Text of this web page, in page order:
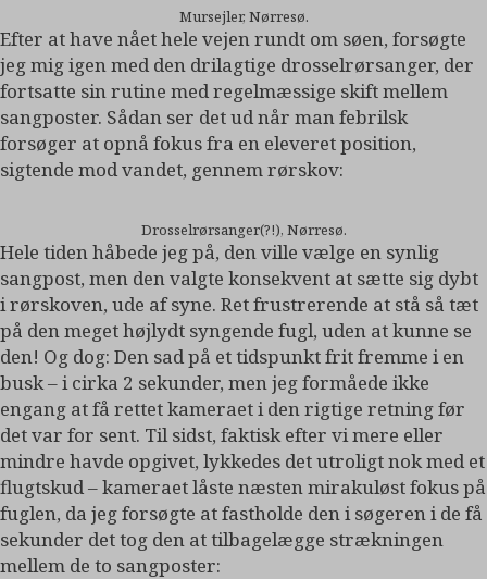
Mursejler, Nørresø.
Efter at have nået hele vejen rundt om søen, forsøgte
jeg mig igen med den drilagtige drosselrørsanger, der
fortsatte sin rutine med regelmæssige skift mellem
sangposter. Sådan ser det ud når man febrilsk
forsøger at opnå fokus fra en eleveret position,
sigtende mod vandet, gennem rørskov:
Drosselrørsanger(?!), Nørresø.
Hele tiden håbede jeg på, den ville vælge en synlig
sangpost, men den valgte konsekvent at sætte sig dybt
i rørskoven, ude af syne. Ret frustrerende at stå så tæt
på den meget højlydt syngende fugl, uden at kunne se
den! Og dog: Den sad på et tidspunkt frit fremme i en
busk – i cirka 2 sekunder, men jeg formåede ikke
engang at få rettet kameraet i den rigtige retning før
det var for sent. Til sidst, faktisk efter vi mere eller
mindre havde opgivet, lykkedes det utroligt nok med et
flugtskud – kameraet låste næsten mirakuløst fokus på
fuglen, da jeg forsøgte at fastholde den i søgeren i de få
sekunder det tog den at tilbagelægge strækningen
mellem de to sangposter: